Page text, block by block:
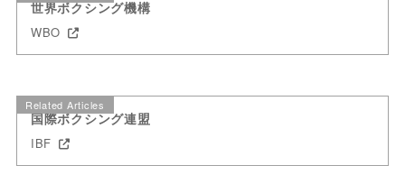
世界ボクシング機構
WBO
Related Articles
国際ボクシング連盟
IBF